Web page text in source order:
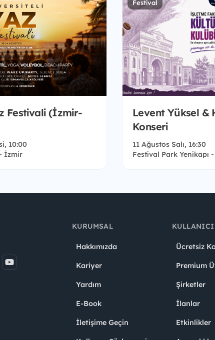
Festivali (İzmir-
10:00
İzmir
Festival
Levent Yüksel &
Konseri
11 Ağustos Salı, 16:30
Festival Park Yenikapı
KURUMSAL
Hakkımızda
Kariyer
Yardım
E-Book
İletişime Geçin
Ücretsiz
Premium
Şirketler
İlanlar
Etkinlikler